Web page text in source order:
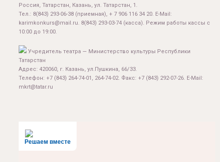
Россия, Татарстан, Казань, ул. Татарстан, 1.
Тел.: 8(843) 293-06-38 (приемная), + 7 906 116 34 20. E-Mail:
karimkonkurs@mail.ru. 8(843) 293-03-74 (касса). Режим работы кассы с
10:00 до 19:00.
Учредитель театра — Министерство культуры Республики
Татарстан
Адрес: 420060, г. Казань, ул.Пушкина, 66/33.
Телефон: +7 (843) 264-74-01, 264-74-02. Факс: +7 (843) 292-07-26. E-Mail:
mkrt@tatar.ru
Решаем вместе